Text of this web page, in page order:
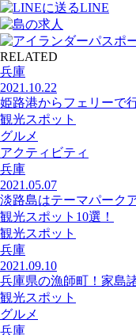
LINE
RELATED
兵庫
2021.10.22
姫路港からフェリーで
観光スポット
グルメ
アクティビティ
兵庫
2021.05.07
淡路島はテーマパーク
観光スポット10選！
観光スポット
兵庫
2021.09.10
兵庫県の漁師町！家島
観光スポット
グルメ
兵庫